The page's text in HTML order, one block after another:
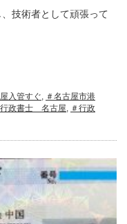
技術者として頑張って
入管すぐ, ＃名古屋市港
行政書士 名古屋, ＃行政